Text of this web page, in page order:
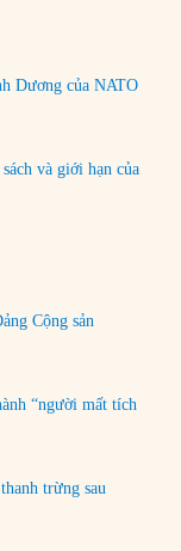
Dương của NATO
và giới hạn của
Cộng sản
“người mất tích
trừng sau